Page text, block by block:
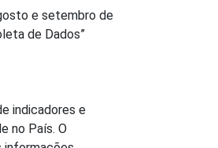
e setembro de
de Dados”
indicadores e
no País. O